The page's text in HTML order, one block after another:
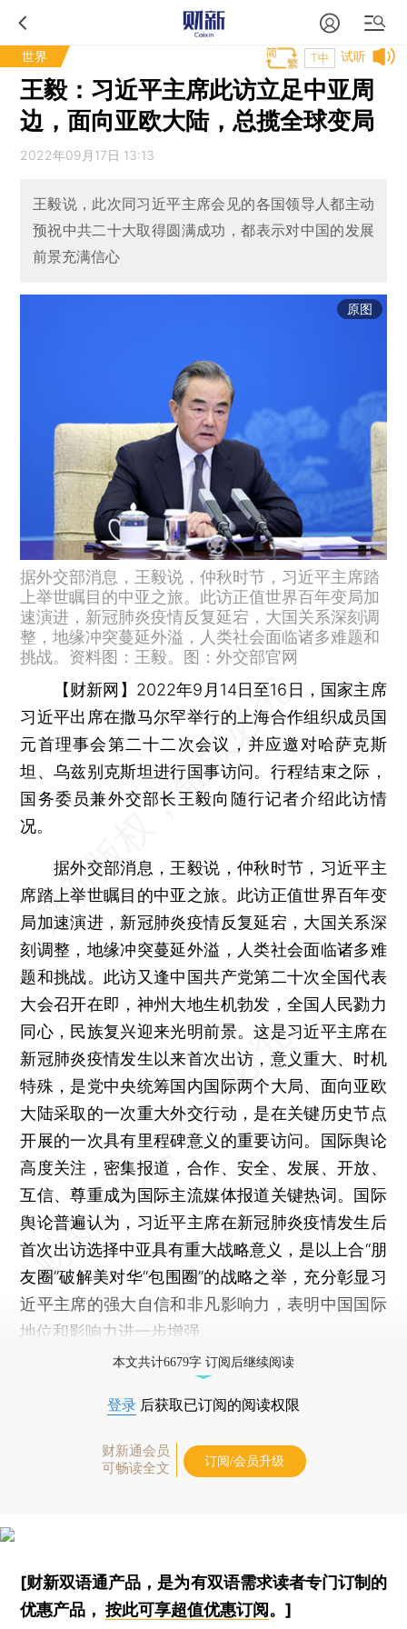
世界 试听
T中
王毅：习近平主席此访立足中亚周
边，面向亚欧大陆，总揽全球变局
2022年09月17日 13:13
王毅说，此次同习近平主席会见的各国领导人都主动
预祝中共二十大取得圆满成功，都表示对中国的发展
前景充满信心
原图
据外交部消息，王毅说，仲秋时节，习近平主席踏
上举世瞩目的中亚之旅。此访正值世界百年变局加
速演进，新冠肺炎疫情反复延宕，大国关系深刻调
整，地缘冲突蔓延外溢，人类社会面临诸多难题和
挑战。资料图：王毅。图：外交部官网
【财新网】 2022年9月14日至16日，国家主席
习近平出席在撒马尔罕举行的上海合作组织成员国
元首理事会第二十二次会议，并应邀对哈萨克斯
坦、乌兹别克斯坦进行国事访问。行程结束之际，
国务委员兼外交部长王毅向随行记者介绍此访情
况。
据外交部消息，王毅说，仲秋时节，习近平主
席踏上举世瞩目的中亚之旅。此访正值世界百年变
局加速演进，新冠肺炎疫情反复延宕，大国关系深
刻调整，地缘冲突蔓延外溢，人类社会面临诸多难
题和挑战。此访又逢中国共产党第二十次全国代表
大会召开在即，神州大地生机勃发，全国人民勠力
同心，民族复兴迎来光明前景。这是习近平主席在
新冠肺炎疫情发生以来首次出访，意义重大、时机
特殊，是党中央统筹国内国际两个大局、面向亚欧
大陆采取的一次重大外交行动，是在关键历史节点
开展的一次具有里程碑意义的重要访问。国际舆论
高度关注，密集报道，合作、安全、发展、开放、
互信、尊重成为国际主流媒体报道关键热词。国际
舆论普遍认为，习近平主席在新冠肺炎疫情发生后
首次出访选择中亚具有重大战略意义，是以上合“朋
友圈”破解美对华“包围圈”的战略之举，充分彰显习
近平主席的强大自信和非凡影响力，表明中国国际
地位和影响力进一步增强。
本文共计6679字 订阅后继续阅读
登录 后获取已订阅的阅读权限
财新通会员
可畅读全文
订阅/会员升级
[财新双语通产品，是为有双语需求读者专门订制的
优惠产品，按此可享超值优惠订阅。]